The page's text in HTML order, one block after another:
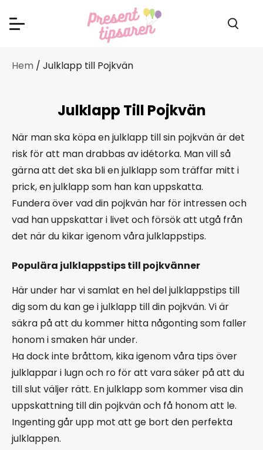
Hem / Julklapp till Pojkvän
Julklapp Till Pojkvän
När man ska köpa en julklapp till sin pojkvän är det
risk för att man drabbas av idétorka. Man vill så
gärna att det ska bli en julklapp som träffar mitt i
prick, en julklapp som han kan uppskatta.
Fundera över vad din pojkvän har för intressen och
vad han uppskattar i livet och försök att utgå från
det när du kikar igenom våra julklappstips.
Populära julklappstips till pojkvänner
Här under har vi samlat en hel del julklappstips till
dig som du kan ge i julklapp till din pojkvän. Vi är
säkra på att du kommer hitta någonting som faller
honom i smaken här under.
Ha dock inte bråttom, kika igenom våra tips över
julklappar i lugn och ro för att vara säker på att du
till slut väljer rätt. En julklapp som kommer visa din
uppskattning till din pojkvän och få honom att le.
Ingenting går upp mot att ge bort den perfekta
julklappen.